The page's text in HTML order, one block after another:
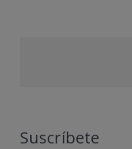
Suscríbete